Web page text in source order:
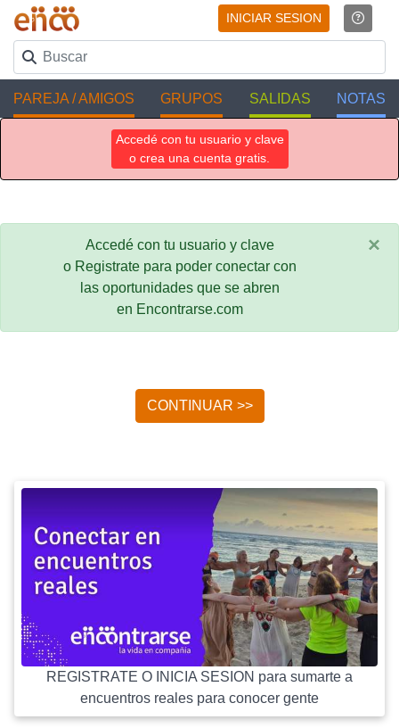
INICIAR SESION
PAREJA / AMIGOS GRUPOS SALIDAS NOTAS
Accedé con tu usuario y clave
o crea una cuenta gratis.
Accedé con tu usuario y clave
o Registrate para poder conectar con
las oportunidades que se abren
en Encontrarse.com
×
CONTINUAR >>
REGISTRATE O INICIA SESION para sumarte a
encuentros reales para conocer gente